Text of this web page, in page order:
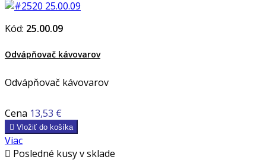
Kód: 25.00.09
Odvápňovač kávovarov
Odvápňovač kávovarov
Cena 13,53 €
 Vložiť do košíka
Viac
 Posledné kusy v sklade